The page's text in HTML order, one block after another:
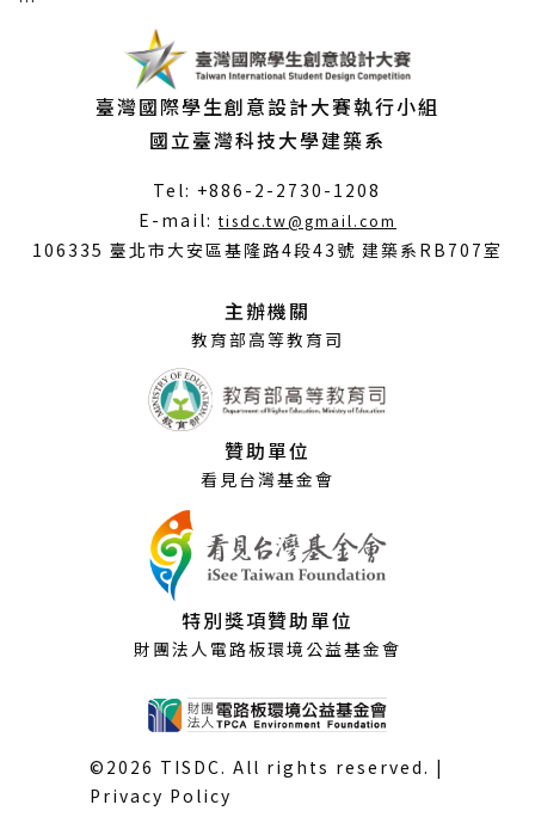
臺灣國際學生創意設計大賽執行小組
國立臺灣科技大學建築系
Tel: +886-2-2730-1208
E-mail:tisdc.tw@gmail.com
開
106335 臺北市大安區基隆路4段43號 建築系RB707室
主辦機關
教育部高等教育司
贊助單位
看見台灣基金會
特別獎項贊助單位
財團法人電路板環境公益基金會
©2026 TISDC. All rights reserved. |
Privacy Policy